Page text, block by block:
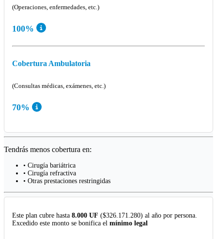
(Operaciones, enfermedades, etc.)
100%
Cobertura Ambulatoria
(Consultas médicas, exámenes, etc.)
70%
Tendrás menos cobertura en:
• Cirugía bariátrica
• Cirugía refractiva
• Otras prestaciones restringidas
Este plan cubre hasta 8.000 UF ($326.171.280) al año por persona.
Excedido este monto se bonifica el mínimo legal